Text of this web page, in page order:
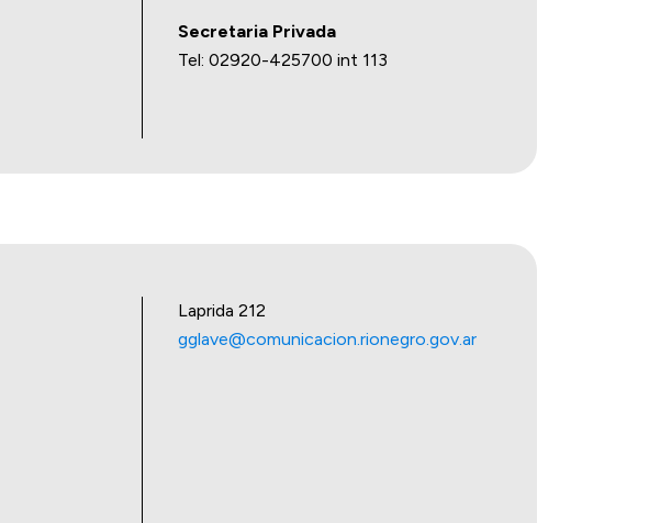
Secretaria Privada
Tel: 02920-425700 int 113
Laprida 212
gglave@comunicacion.rionegro.gov.ar